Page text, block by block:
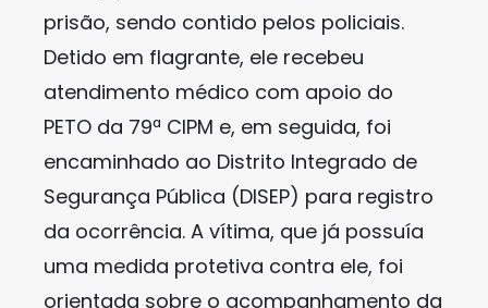
prisão, sendo contido pelos policiais.
Detido em flagrante, ele recebeu
atendimento médico com apoio do
PETO da 79ª CIPM e, em seguida, foi
encaminhado ao Distrito Integrado de
Segurança Pública (DISEP) para registro
da ocorrência. A vítima, que já possuía
uma medida protetiva contra ele, foi
orientada sobre o acompanhamento da